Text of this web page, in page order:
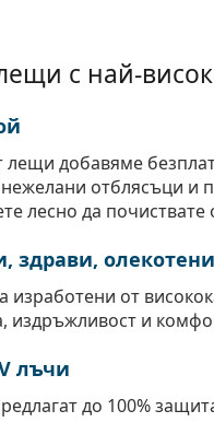
с най-
добавяме
отблясъци и
лесно да почиствате
здрави, олекотени
от
издръжливост и
лъчи
до 100%